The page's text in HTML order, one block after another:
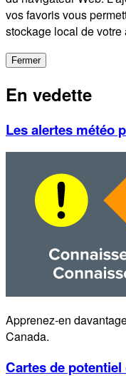
vos favoris vous
stockage local de
Fermer
En vedette
Les alertes météo
Apprenez-en
Canada.
Cartes de potentiel